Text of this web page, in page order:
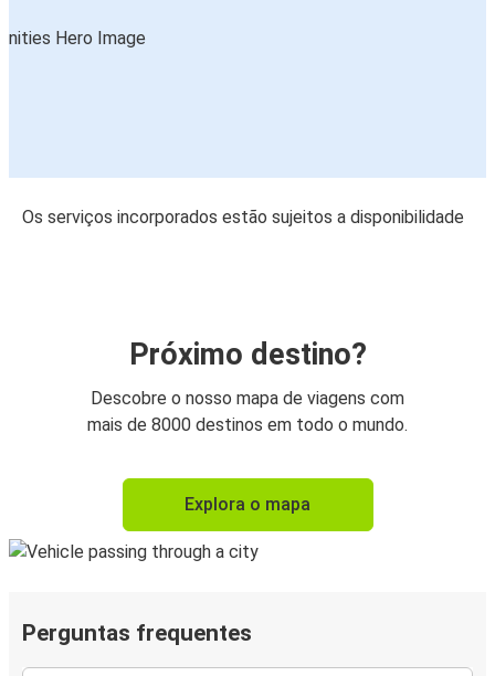
Os serviços incorporados estão sujeitos a disponibilidade
Próximo destino?
Descobre o nosso mapa de viagens com
mais de 8000 destinos em todo o mundo.
Explora o mapa
Perguntas frequentes